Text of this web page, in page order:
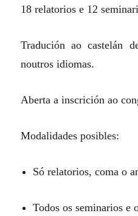
18 relatorios e 12
Tradución ao castelán
noutros idiomas.
Aberta a inscrición ao
Modalidades posibles:
Só relatorios, coma o
Todos os seminarios e